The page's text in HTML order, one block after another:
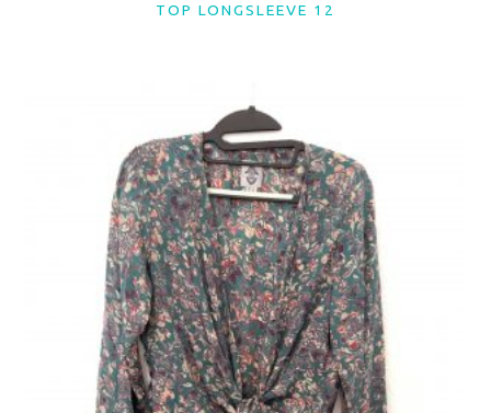
LER MAIS
TOP LONGSLEEVE 12